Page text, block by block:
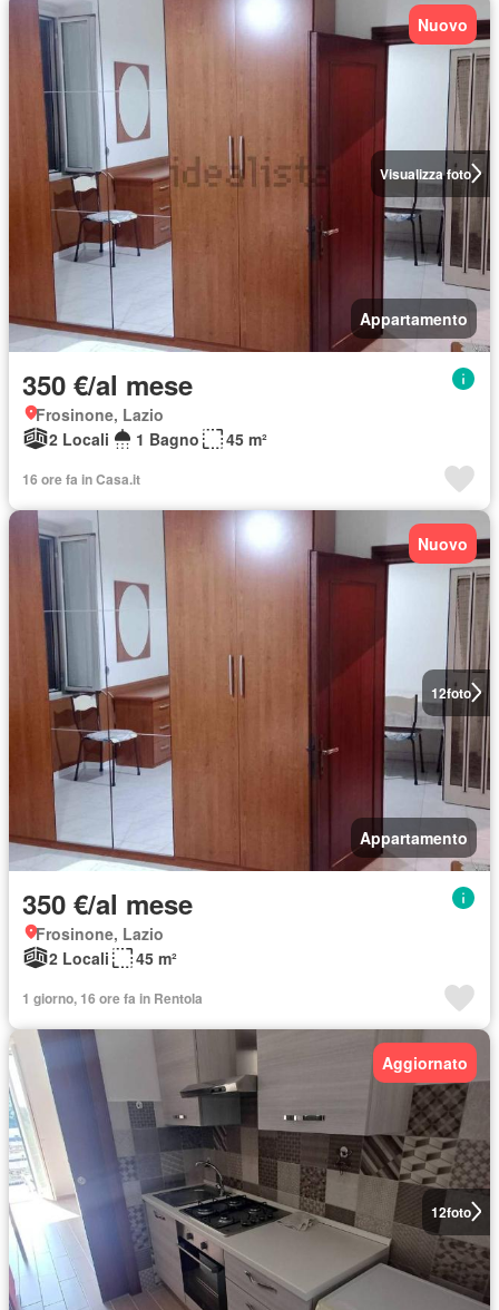
Visualizza foto
Nuovo
Appartamento
350 €/al mese
Frosinone, Lazio
2 Locali
1 Bagno 45 m²
16 ore fa in Casa.it
12foto
Nuovo
Appartamento
350 €/al mese
Frosinone, Lazio
2 Locali
45 m²
1 giorno, 16 ore fa in Rentola
12foto
Aggiornato